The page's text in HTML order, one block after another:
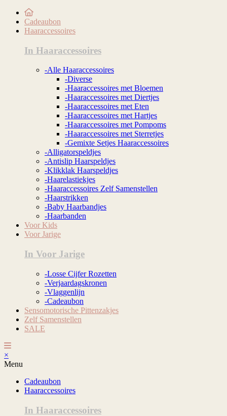
Cadeaubon
Haaraccessoires
In Haaraccessoires
-Alle Haaraccessoires
-Diverse
-Haaraccessoires met Bloemen
-Haaraccessoires met Diertjes
-Haaraccessoires met Eten
-Haaraccessoires met Hartjes
-Haaraccessoires met Pompoms
-Haaraccessoires met Sterretjes
-Gemixte Setjes Haaraccessoires
-Alligatorspeldjes
-Antislip Haarspeldjes
-Klikklak Haarspeldjes
-Haarelastiekjes
-Haaraccessoires Zelf Samenstellen
-Haarstrikken
-Baby Haarbandjes
-Haarbanden
Voor Kids
Voor Jarige
In Voor Jarige
-Losse Cijfer Rozetten
-Verjaardagskronen
-Vlaggenlijn
-Cadeaubon
Sensomotorische Pittenzakjes
Zelf Samenstellen
SALE
×
Menu
Cadeaubon
Haaraccessoires
In Haaraccessoires